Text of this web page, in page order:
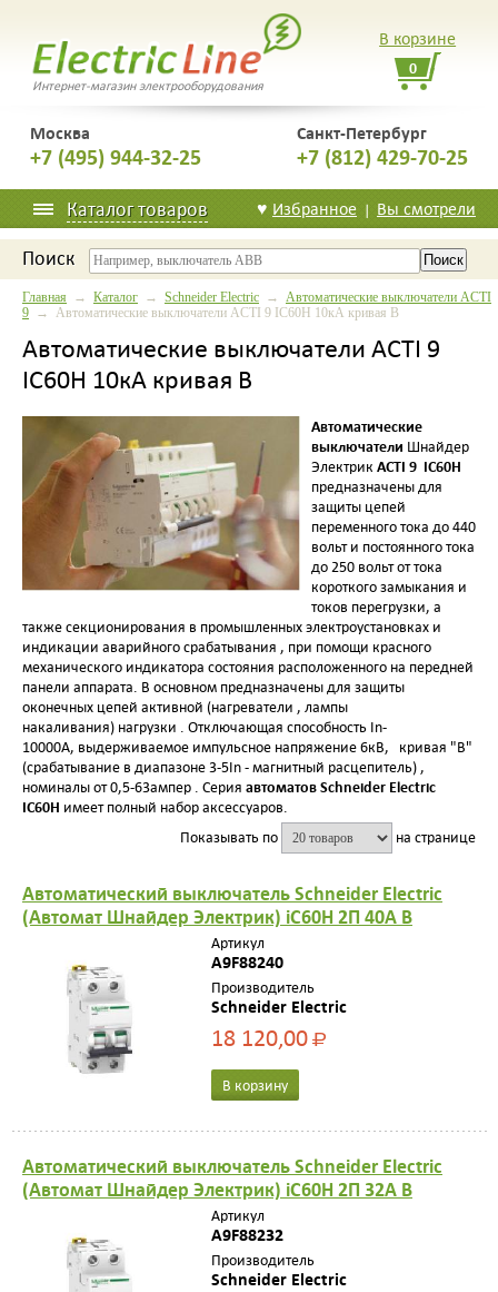
Интернет-магазин электрооборудования
Москва
+7 (495) 944-32-25
Санкт-Петербург
+7 (812) 429-70-25
В корзине
0
Каталог товаров ♥ Избранное | Вы смотрели
Поиск
Главная → Каталог → Schneider Electric → Автоматические выключатели ACTI
9 → Автоматические выключатели ACTI 9 IC60H 10кА кривая B
Автоматические выключатели ACTI 9
IC60H 10кА кривая B
Автоматические
выключатели Шнайдер
Электрик ACTI 9 IC60H
предназначены для
защиты цепей
переменного тока до 440
вольт и постоянного тока
до 250 вольт от тока
короткого замыкания и
токов перегрузки, а
также секционирования в промышленных электроустановках и
индикации аварийного срабатывания , при помощи красного
механического индикатора состояния расположенного на передней
панели аппарата. В основном предназначены для защиты
оконечных цепей активной (нагреватели , лампы
накаливания) нагрузки . Отключающая способность In-
10000A, выдерживаемое импульсное напряжение 6кВ, кривая "B"
(срабатывание в диапазоне 3-5In - магнитный расцепитель) ,
номиналы от 0,5-63ампер . Серия автоматов Schneider Electric
IC60H имеет полный набор аксессуаров.
Показывать по
на странице
Автоматический выключатель Schneider Electric
(Автомат Шнайдер Электрик) iC60H 2П 40A B
Артикул
A9F88240
Производитель
Schneider Electric
18 120,00Р
В корзину
Автоматический выключатель Schneider Electric
(Автомат Шнайдер Электрик) iC60H 2П 32A B
Артикул
A9F88232
Производитель
Schneider Electric